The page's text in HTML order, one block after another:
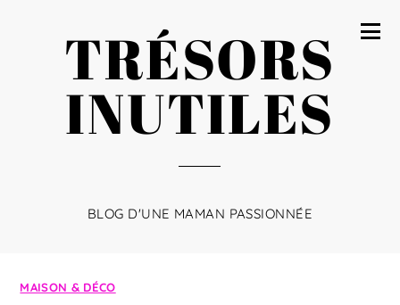
TRÉSORS
INUTILES
BLOG D'UNE MAMAN PASSIONNÉE
MAISON & DÉCO